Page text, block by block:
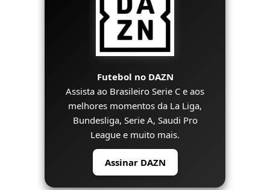
Futebol no DAZN
Assista ao Brasileiro Serie C e aos
melhores momentos da La Liga,
Bundesliga, Serie A, Saudi Pro
League e muito mais.
Assinar DAZN